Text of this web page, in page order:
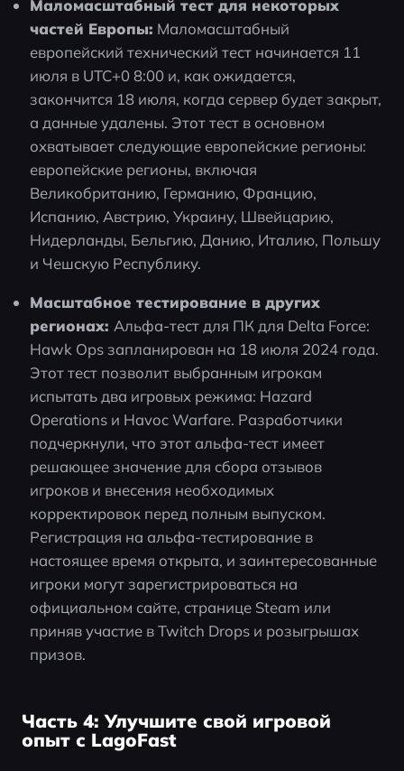
Маломасштабный тест для некоторых
частей Европы: Маломасштабный
европейский технический тест начинается 11
июля в UTC+0 8:00 и, как ожидается,
закончится 18 июля, когда сервер будет закрыт,
а данные удалены. Этот тест в основном
охватывает следующие европейские регионы:
европейские регионы, включая
Великобританию, Германию, Францию,
Испанию, Австрию, Украину, Швейцарию,
Нидерланды, Бельгию, Данию, Италию, Польшу
и Чешскую Республику.
Масштабное тестирование в других
регионах: Альфа-тест для ПК для Delta Force:
Hawk Ops запланирован на 18 июля 2024 года.
Этот тест позволит выбранным игрокам
испытать два игровых режима: Hazard
Operations и Havoc Warfare. Разработчики
подчеркнули, что этот альфа-тест имеет
решающее значение для сбора отзывов
игроков и внесения необходимых
корректировок перед полным выпуском.
Регистрация на альфа-тестирование в
настоящее время открыта, и заинтересованные
игроки могут зарегистрироваться на
официальном сайте, странице Steam или
приняв участие в Twitch Drops и розыгрышах
призов.
Часть 4: Улучшите свой игровой
опыт с LagoFast